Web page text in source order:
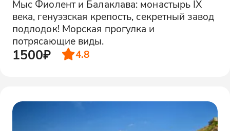
Мыс Фиолент и Балаклава: монастырь IX
века, генуэзская крепость, секретный завод
подлодок! Морская прогулка и
потрясающие виды.
1500₽ 4.8